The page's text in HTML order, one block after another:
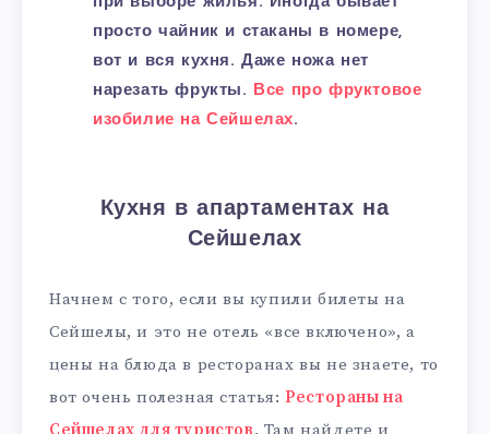
просто чайник и стаканы в номере,
вот и вся кухня. Даже ножа нет
нарезать фрукты.
Все про фруктовое
изобилие на Сейшелах.
Кухня в апартаментах на
Сейшелах
Начнем с того, если вы купили билеты на
Сейшелы, и это не отель «все включено», а
цены на блюда в ресторанах вы не знаете, то
вот очень полезная статья:Рестораны на